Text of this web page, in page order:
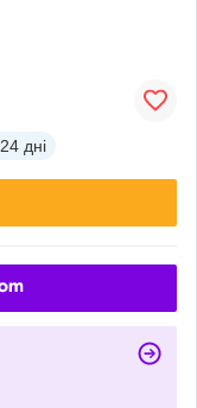
24 дні